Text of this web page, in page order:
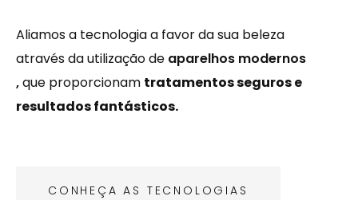
Aliamos a tecnologia a favor da sua beleza
através da utilização de aparelhos modernos
,que proporcionam tratamentos seguros e
resultados fantásticos.
CONHEÇA AS TECNOLOGIAS